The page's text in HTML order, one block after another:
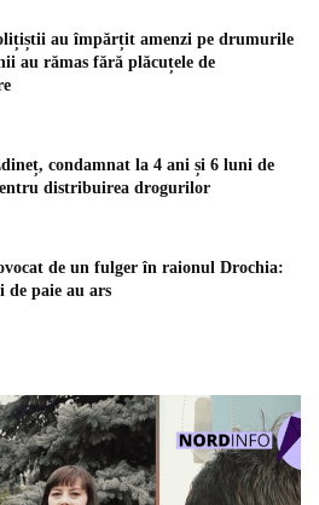
au împărțit amenzi pe drumurile
au rămas fără plăcuțele de
condamnat la 4 ani și 6 luni de
distribuirea drogurilor
de un fulger în raionul Drochia:
de paie au ars